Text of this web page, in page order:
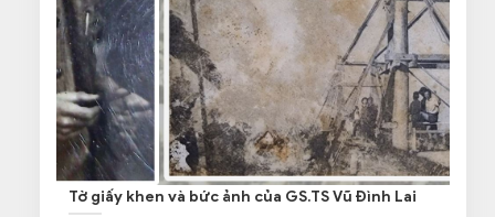
Tờ giấy khen và bức ảnh của GS.TS Vũ Đình Lai